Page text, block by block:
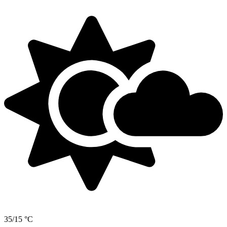
35/15 °C